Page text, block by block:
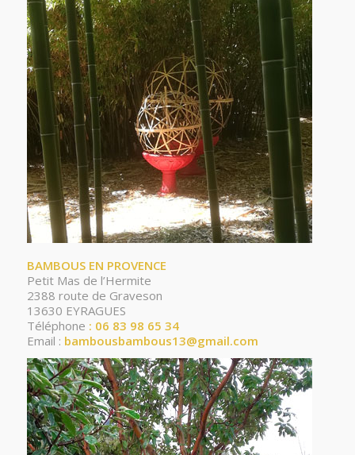
BAMBOUS EN PROVENCE
Petit Mas de l’Hermite
2388 route de Graveson
13630 EYRAGUES
Téléphone : 06 83 98 65 34
Email : bambousbambous13@gmail.com